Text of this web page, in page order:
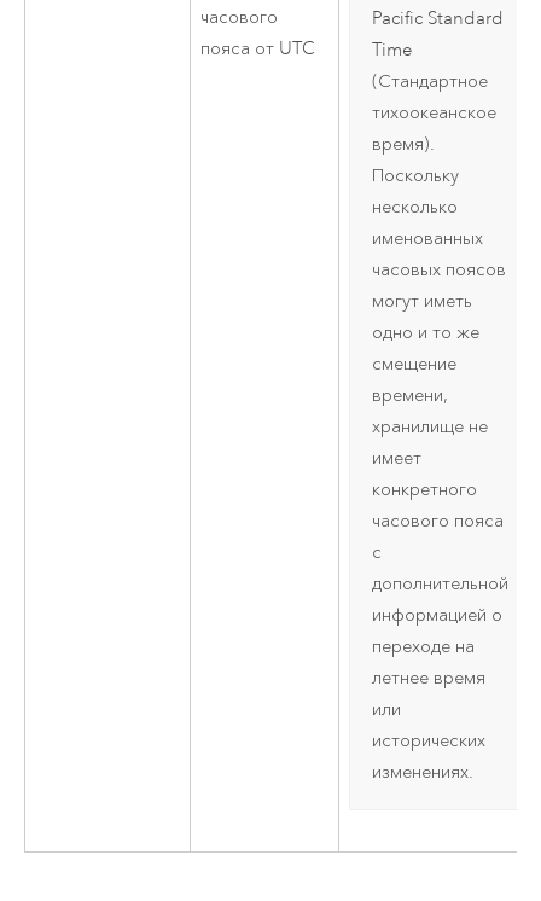
часового
пояса от UTC
Pacific Standard
Time
(Стандартное
тихоокеанское
время).
Поскольку
несколько
именованных
часовых поясов
могут иметь
одно и то же
смещение
времени,
хранилище не
имеет
конкретного
часового пояса
с
дополнительной
информацией о
переходе на
летнее время
или
исторических
изменениях.